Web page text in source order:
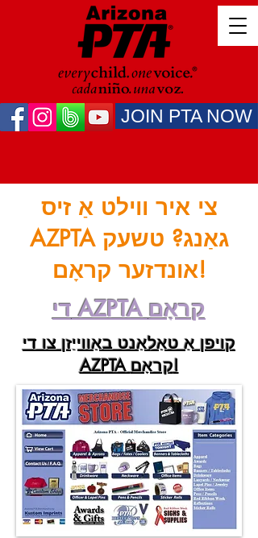
JOIN PTA NOW
צי איר ווילט אַ זיס
AZPTA גאַנג? טשעק
אונדזער קראָם!
די AZPTA קראָם
קויפן אַ טאַלאַנט באַווייַזן צו די
AZPTA קראָם!